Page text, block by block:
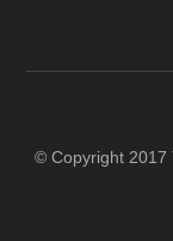
© Copyright 2017